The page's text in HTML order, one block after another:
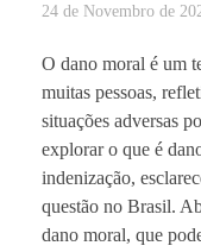
24 de Novembro de
O dano moral é um
muitas pessoas,
situações adversas
explorar o que é
indenização,
questão no Brasil.
dano moral, que